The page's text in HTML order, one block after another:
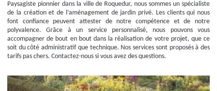
Paysagiste pionnier dans la ville de Roquedur, nous sommes un spécialiste
de la création et de l’aménagement de jardin privé. Les clients qui nous
font confiance peuvent attester de notre compétence et de notre
polyvalence. Grâce à un service personnalisé, nous pouvons vous
accompagner de bout en bout dans la réalisation de votre projet, que ce
soit du côté administratif que technique. Nos services sont proposés à des
tarifs pas chers. Contactez-nous si vous avez des questions.